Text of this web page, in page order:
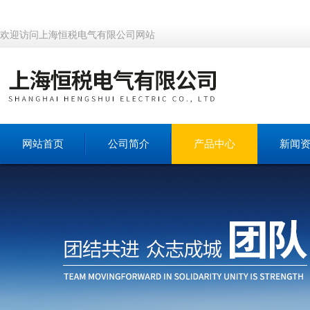
欢迎访问上海恒税电气有限公司网站
网站首页 公司简介 产品中心 新闻